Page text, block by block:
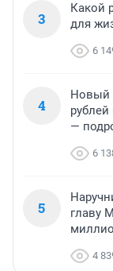
3
Какой
для
6
4
Новый
рублей
—
6
5
главу
4